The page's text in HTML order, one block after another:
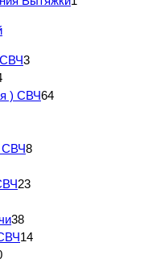
СВЧ3
) СВЧ64
СВЧ8
23
38
14